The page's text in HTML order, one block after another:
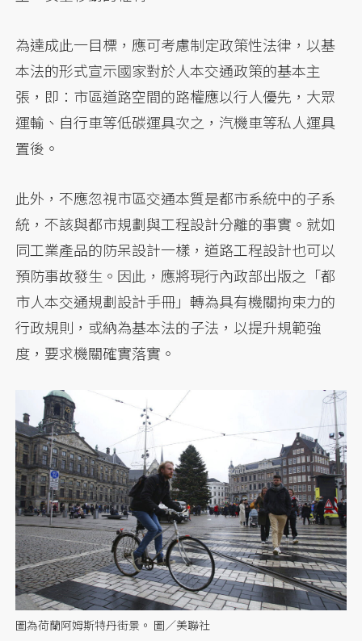
為達成此一目標，應可考慮制定政策性法律，以基
本法的形式宣示國家對於人本交通政策的基本主
張，即：市區道路空間的路權應以行人優先，大眾
運輸、自行車等低碳運具次之，汽機車等私人運具
置後。
此外，不應忽視市區交通本質是都市系統中的子系
統，不該與都市規劃與工程設計分離的事實。就如
同工業產品的防呆設計一樣，道路工程設計也可以
預防事故發生。因此，應將現行內政部出版之「都
市人本交通規劃設計手冊」轉為具有機關拘束力的
行政規則，或納為基本法的子法，以提升規範強
度，要求機關確實落實。
圖為荷蘭阿姆斯特丹街景。 圖／美聯社